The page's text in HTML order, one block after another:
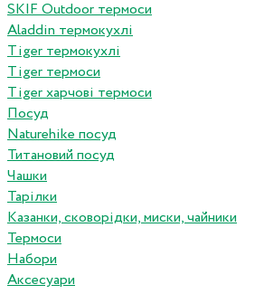
SKIF Outdoor термоси
Aladdin термокухлі
Tiger термокухлі
Tiger термоси
Tiger харчові термоси
Посуд
Naturehike посуд
Титановий посуд
Чашки
Тарілки
Казанки, сковорідки, миски, чайники
Термоси
Набори
Аксесуари